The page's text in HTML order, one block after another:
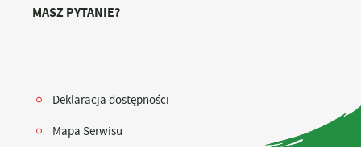
MASZ PYTANIE?
Deklaracja dostępności
Mapa Serwisu